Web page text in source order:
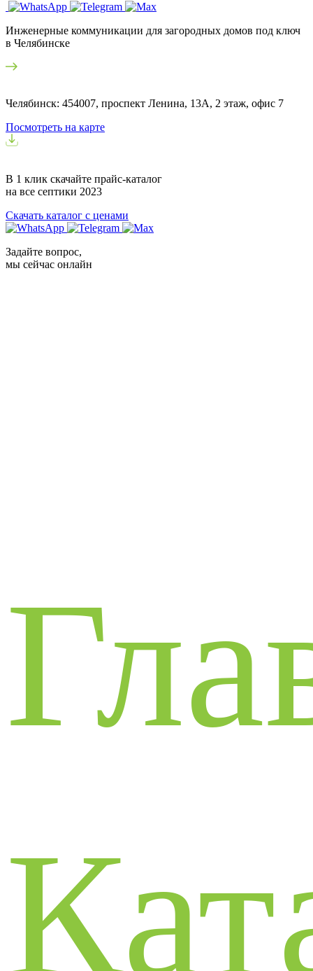
Инженерные коммуникации для загородных домов под ключ
в Челябинске
Челябинск: 454007, проспект Ленина, 13А, 2 этаж, офис 7
Посмотреть на карте
В 1 клик скачайте прайс-каталог
на все септики 2023
Скачать каталог с ценами
Задайте вопрос,
мы сейчас онлайн